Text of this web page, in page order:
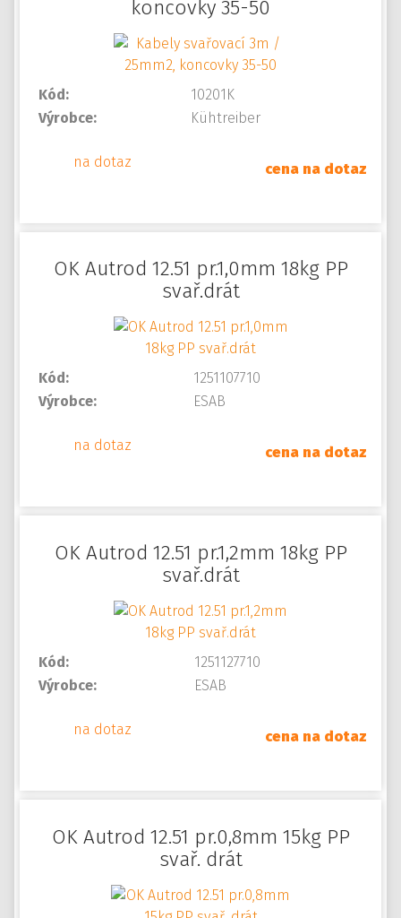
koncovky 35-50
Kód:
10201K
Výrobce:
Kühtreiber
na dotaz cena na dotaz
OK Autrod 12.51 pr.1,0mm 18kg PP
svař.drát
Kód:
1251107710
Výrobce:
ESAB
na dotaz cena na dotaz
OK Autrod 12.51 pr.1,2mm 18kg PP
svař.drát
Kód:
1251127710
Výrobce:
ESAB
na dotaz cena na dotaz
OK Autrod 12.51 pr.0,8mm 15kg PP
svař. drát